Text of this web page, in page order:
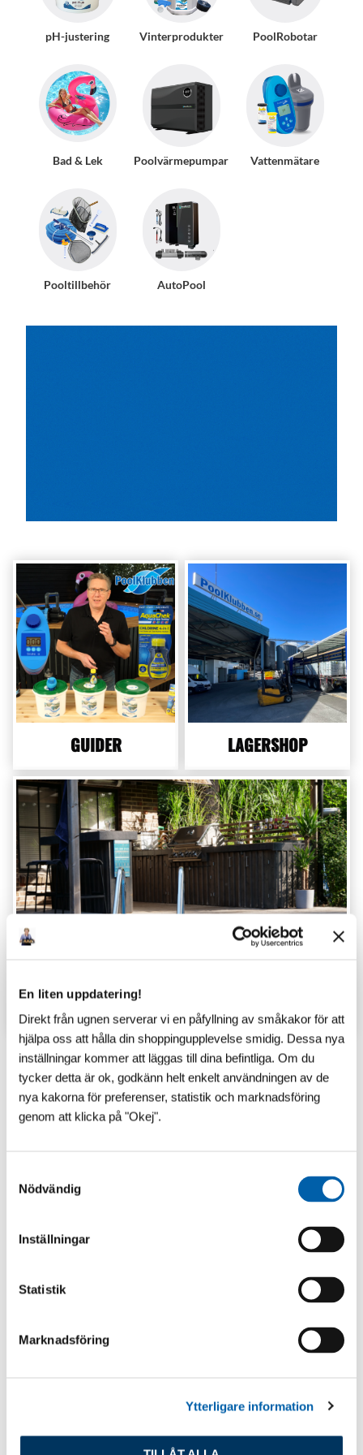
En liten uppdatering!
Direkt från ugnen serverar vi en påfyllning av småkakor för att
hjälpa oss att hålla din shoppingupplevelse smidig. Dessa nya
inställningar kommer att läggas till dina befintliga. Om du
tycker detta är ok, godkänn helt enkelt användningen av de
nya kakorna för preferenser, statistik och marknadsföring
genom att klicka på "Okej".
Nödvändig
Inställningar
Statistik
Marknadsföring
Ytterligare information
pH-justering Vinterprodukter PoolRobotar
Bad & Lek Poolvärmepumpar Vattenmätare
Pooltillbehör AutoPool
GUIDER LAGERSHOP
TIPS & INSPIRATION
Senaste inlägg